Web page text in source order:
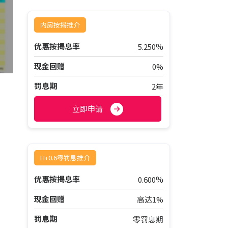
内房按揭推介
优惠按揭息率 5.250%
现金回赠
0%
罚息期
2年
立即申请
H+0.6零罚息推介
优惠按揭息率 0.600%
现金回赠
高达1%
罚息期
零罚息期